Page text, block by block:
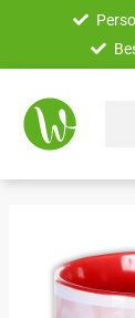
springen
Tasse